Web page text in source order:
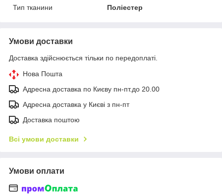
Тип тканини
Поліестер
Умови доставки
Доставка здійснюється тільки по передоплаті.
Нова Пошта
Адресна доставка по Києву пн-пт.до 20.00
Адресна доставка у Києві з пн-пт
Доставка поштою
Всі умови доставки
Умови оплати